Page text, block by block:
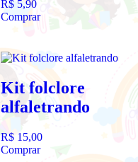
R$ 5,90
Comprar
Kit folclore
alfaletrando
R$ 15,00
Comprar